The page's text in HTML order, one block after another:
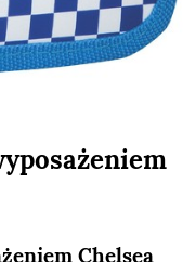
Chelsea